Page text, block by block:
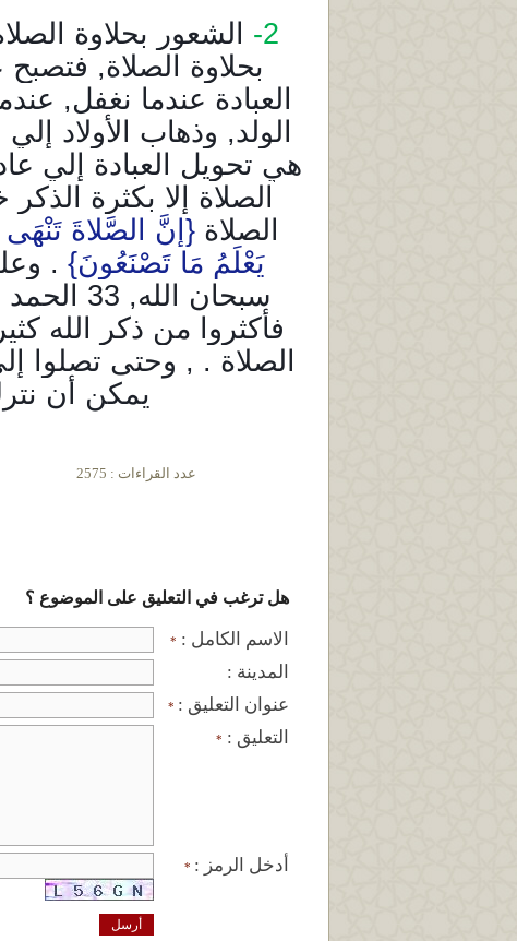
2-
الشعور بحلاوة
بحلاوة الصلاة,
العبادة عندما نغفل,
الولد, وذهاب الأولاد
هي تحويل العبادة إلي
الصلاة إلا بكثرة
الصلاة{إِنَّ الصَّلاةَ
يَعْلَمُ مَا تَصْنَعُونَ} .
سبحان الله, 33 الحمد لله, 33 الله أكبر, ونختم بـ" لا إله إلا الله
فأكثروا من ذكر الله
الصلاة . , وحتى تصلوا
يمكن أن
عدد القراءات : 2575
هل ترغب في التعليق على الموضوع ؟
الاسم الكامل : *
المدينة :
عنوان التعليق : *
التعليق : *
أدخل الرمز : *